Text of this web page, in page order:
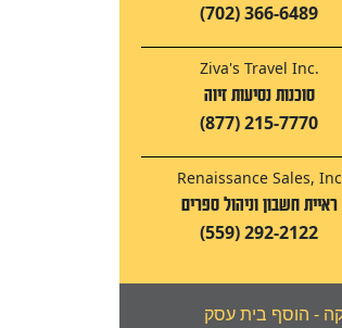
(702) 366-6489
Ziva's Travel Inc.
סוכנות נסיעות זיוה
(877) 215-7770
Renaissance Sales, Inc
ראיית חשבון וניהול ספרים
(559) 292-2122